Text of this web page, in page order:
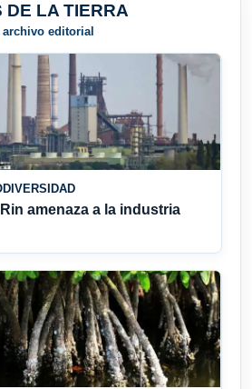
DE LA TIERRA
editorial
amenaza a la industria